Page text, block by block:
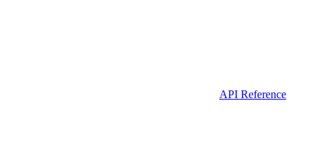
API Reference